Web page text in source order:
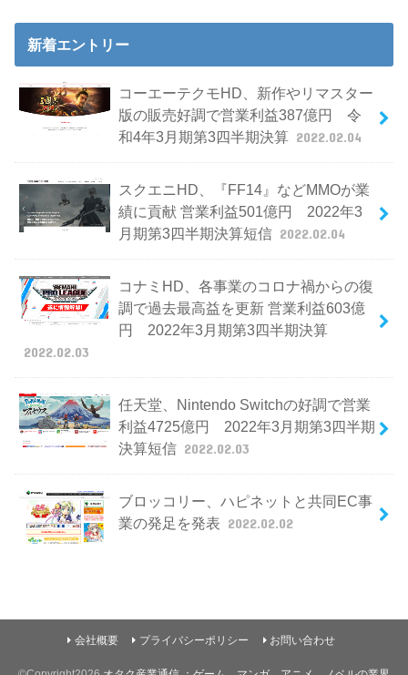
新着エントリー
コーエーテクモHD、新作やリマスター
版の販売好調で営業利益387億円 令
和4年3月期第3四半期決算 2022.02.04
スクエニHD、『FF14』などMMOが業
績に貢献 営業利益501億円 2022年3
月期第3四半期決算短信 2022.02.04
コナミHD、各事業のコロナ禍からの復
調で過去最高益を更新 営業利益603億
円 2022年3月期第3四半期決算
2022.02.03
任天堂、Nintendo Switchの好調で営業
利益4725億円 2022年3月期第3四半期
決算短信 2022.02.03
ブロッコリー、ハピネットと共同EC事
業の発足を発表 2022.02.02
会社概要 プライバシーポリシー お問い合わせ